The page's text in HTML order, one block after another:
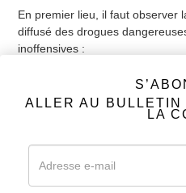
En premier lieu, il faut observer
diffusé des drogues
inoffensives :
seulement acceptable, mais
« aventure » auprès de
grâce à des médicaments
En 1967, des psychiatres des
discuter du rôle des drogues à
ALLER AU BULLETIN
LA